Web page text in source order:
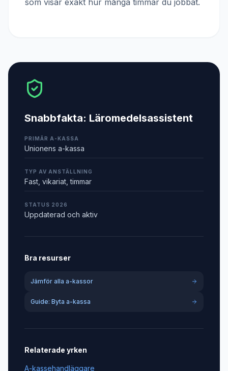
som visar exakt hur många timmar du jobbat.
Snabbfakta: Läromedelsassistent
PRIMÄR A-KASSA
Unionens a-kassa
TYP AV ANSTÄLLNING
Fast, vikariat, timmar
STATUS 2026
Uppdaterad och aktiv
Bra resurser
Jämför alla a-kassor
Guide: Byta a-kassa
Relaterade yrken
A-kassehandläggare